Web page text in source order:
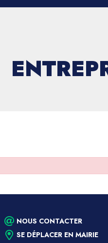
NOUS CONTACTER
SE DÉPLACER EN MAIRIE